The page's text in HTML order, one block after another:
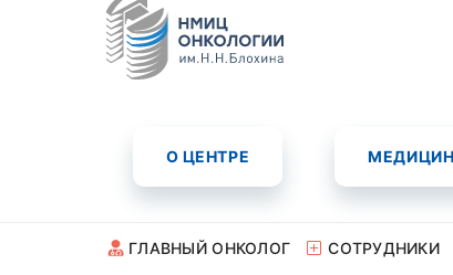
О ЦЕНТРЕ
ГЛАВНЫЙ ОНКОЛОГ СОТРУДНИКИ